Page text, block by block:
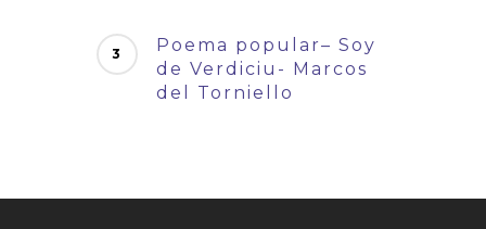
Poema popular– Soy
de Verdiciu- Marcos
del Torniello